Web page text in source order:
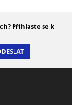
Přihlaste se k